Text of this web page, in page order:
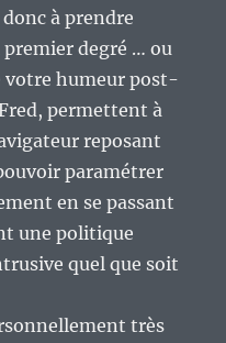
à prendre
degré … ou
votre humeur post-
permettent à
reposant
paramétrer
en se passant
une politique
quel que soit
très